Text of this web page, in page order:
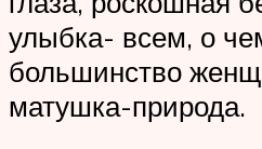
улыбка- всем, о
большинство
матушка-природа.